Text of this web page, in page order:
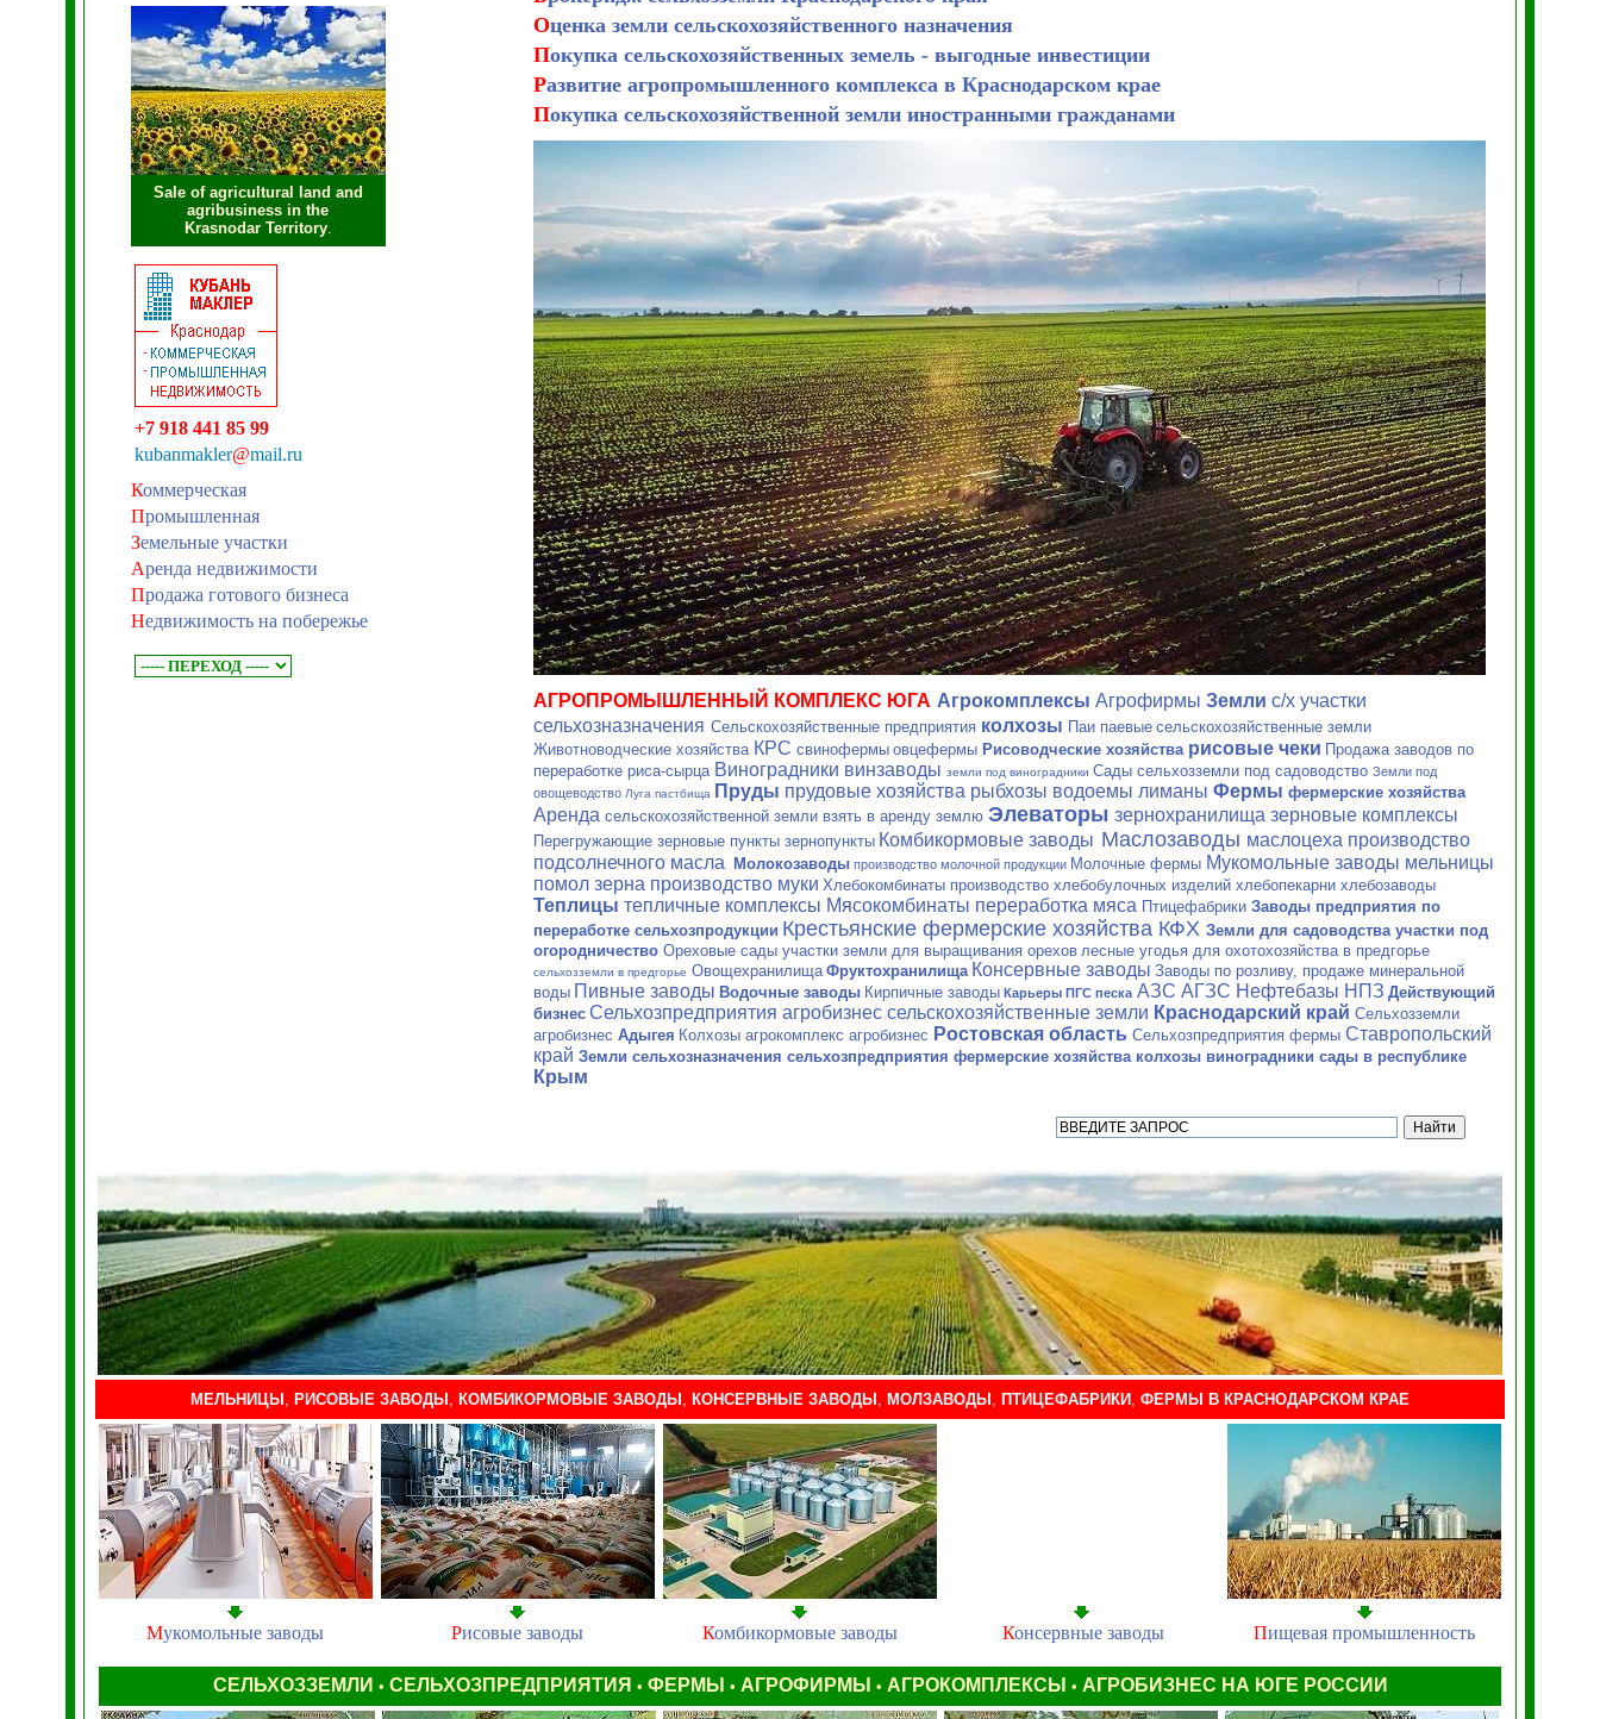
Sale of agricultural land and
agribusiness in the
Krasnodar Territory.
+7 918 441 85 99
kubanmakler@mail.ru
Коммерческая
Промышленная
Земельные участки
Аренда недвижимости
Продажа готового бизнеса
Недвижимость на побережье
Оценка земли сельскохозяйственного назначения
Покупка сельскохозяйственных земель - выгодные инвестиции
Развитие агропромышленного комплекса в Краснодарском крае
Покупка сельскохозяйственной земли иностранными гражданами
АГРОПРОМЫШЛЕННЫЙ КОМПЛЕКС ЮГА Агрокомплексы Агрофирмы Земли с/х участки
сельхозназначения Сельскохозяйственные предприятия колхозы Паи паевые сельскохозяйственные земли
Животноводческие хозяйства КРС свинофермы овцефермы Рисоводческие хозяйства рисовые чеки Продажа заводов по
переработке риса-сырца Виноградники винзаводы земли под виноградники Сады сельхозземли под садоводство Земли под
овощеводство Луга пастбища Пруды прудовые хозяйства рыбхозы водоемы лиманы Фермы фермерские хозяйства
Аренда сельскохозяйственной земли взять в аренду землю Элеваторы зернохранилища зерновые комплексы
Перегружающие зерновые пункты зернопункты Комбикормовые заводы Маслозаводы маслоцеха производство
подсолнечного масла
Молокозаводы производство молочной продукции Молочные фермы Мукомольные заводы мельницы
помол зерна производство муки Хлебокомбинаты производство хлебобулочных изделий хлебопекарни хлебозаводы
Теплицы тепличные комплексы Мясокомбинаты переработка мяса Птицефабрики Заводы предприятия по
переработке сельхозпродукции Крестьянские фермерские хозяйства КФХ Земли для садоводства участки под
огородничество Ореховые сады участки земли для выращивания орехов лесные угодья для охотохозяйства в предгорье
сельхозземли в предгорье Овощехранилища Фруктохранилища Консервные заводы Заводы по розливу, продаже минеральной
воды Пивные заводы Водочные заводы Кирпичные заводы Карьеры ПГС песка АЗС АГЗС Нефтебазы НПЗ Действующий
бизнес Сельхозпредприятия агробизнес сельскохозяйственные земли Краснодарский край Сельхозземли
агробизнес Адыгея Колхозы агрокомплекс агробизнес Ростовская область Сельхозпредприятия фермы Ставропольский
край Земли сельхозназначения сельхозпредприятия фермерские хозяйства колхозы виноградники сады в республике
Крым
МЕЛЬНИЦЫ , РИСОВЫЕ ЗАВОДЫ , КОМБИКОРМОВЫЕ ЗАВОДЫ , КОНСЕРВНЫЕ ЗАВОДЫ , МОЛЗАВОДЫ , ПТИЦЕФАБРИКИ , ФЕРМЫ В КРАСНОДАРСКОМ КРАЕ
Мукомольные заводы Рисовые заводы Комбикормовые заводы Консервные заводы Пищевая промышленность
СЕЛЬХОЗЗЕМЛИ • СЕЛЬХОЗПРЕДПРИЯТИЯ • ФЕРМЫ • АГРОФИРМЫ • АГРОКОМПЛЕКСЫ • АГРОБИЗНЕС НА ЮГЕ РОССИИ